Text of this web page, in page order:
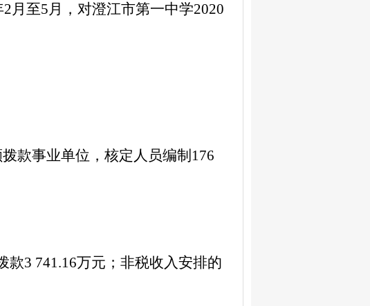
2月 至5月 ，对澄江市第一中学2020
款事业单位，核定人员编制 176
款3 741.16万元；非税收入安排的